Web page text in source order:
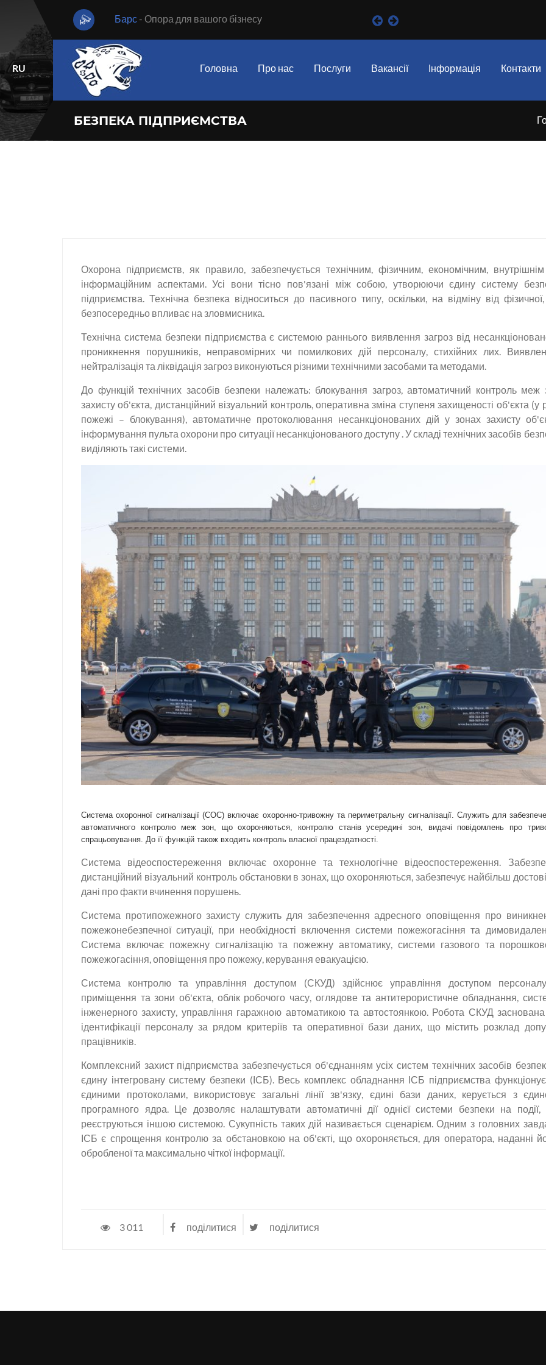
Барс - Опора для вашого бізнесу
RU Головна Про нас Послуги Вакансії Інформація Контакти
БЕЗПЕКА ПІДПРИЄМСТВА
Охорона підприємств, як правило, забезпечується технічним, фізичним, економічним,
інформаційним аспектами. Усі вони тісно пов'язані між собою, утворюючи єдину систему
підприємства. Технічна безпека відноситься до пасивного типу, оскільки, на відміну від
безпосередньо впливає на зловмисника.
Технічна система безпеки підприємства є системою раннього виявлення загроз від
проникнення порушників, неправомірних чи помилкових дій персоналу, стихійних лих.
нейтралізація та ліквідація загроз виконуються різними технічними засобами та методами.
До функцій технічних засобів безпеки належать: блокування загроз, автоматичний контроль меж
захисту об'єкта, дистанційний візуальний контроль, оперативна зміна ступеня захищеності об'єкта (у
пожежі – блокування), автоматичне протоколювання несанкціонованих дій у зонах захисту
інформування пульта охорони про ситуації несанкціонованого доступу . У складі технічних засобів
виділяють такі системи.
Система охоронної сигналізації (СОС) включає охоронно-тривожну та периметральну сигналізації. Служить для
автоматичного контролю меж зон, що охороняються, контролю станів усередині зон, видачі повідомлень про
спрацьовування. До її функцій також входить контроль власної працездатності.
Система відеоспостереження включає охоронне та технологічне відеоспостереження.
дистанційний візуальний контроль обстановки в зонах, що охороняються, забезпечує найбільш
дані про факти вчинення порушень.
Система протипожежного захисту служить для забезпечення адресного оповіщення про
пожежонебезпечної ситуації, при необхідності включення системи пожежогасіння та
Система включає пожежну сигналізацію та пожежну автоматику, системи газового та
пожежогасіння, оповіщення про пожежу, керування евакуацією.
Система контролю та управління доступом (СКУД) здійснює управління доступом
приміщення та зони об'єкта, облік робочого часу, оглядове та антитерористичне обладнання,
інженерного захисту, управління гаражною автоматикою та автостоянкою. Робота СКУД
ідентифікації персоналу за рядом критеріїв та оперативної бази даних, що містить розклад
працівників.
Комплексний захист підприємства забезпечується об'єднанням усіх систем технічних засобів
єдину інтегровану систему безпеки (ІСБ). Весь комплекс обладнання ІСБ підприємства
єдиними протоколами, використовує загальні лінії зв'язку, єдині бази даних, керується з
програмного ядра. Це дозволяє налаштувати автоматичні дії однієї системи безпеки на
реєструються іншою системою. Сукупність таких дій називається сценарієм. Одним з головних
ІСБ є спрощення контролю за обстановкою на об'єкті, що охороняється, для оператора, наданні
обробленої та максимально чіткої інформації.
3 011 поділитися поділитися